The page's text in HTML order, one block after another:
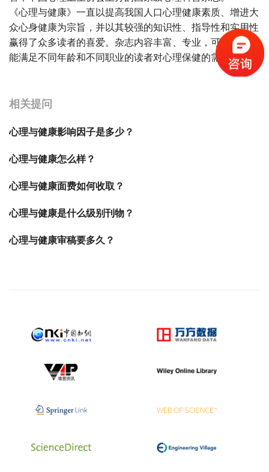
《心理与健康》一直以提高我国人口心理健康素质、增进大
众心身健康为宗旨，并以其较强的知识性、指导性和实用性
赢得了众多读者的喜爱。杂志内容丰富、专业，可读性强，
能满足不同年龄和不同职业的读者对心理保健的需求。
相关提问
心理与健康影响因子是多少？
心理与健康怎么样？
心理与健康面费如何收取？
心理与健康是什么级别刊物？
心理与健康审稿要多久？